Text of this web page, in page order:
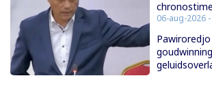
06-aug-2026